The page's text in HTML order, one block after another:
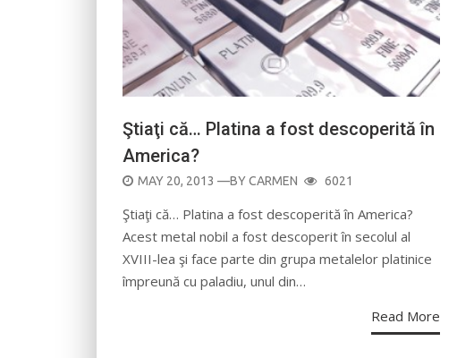
Ştiaţi că… Platina a fost descoperită în
America?
POSTED
MAY 20, 2013 —BYCARMEN 6021
Ştiaţi că… Platina a fost descoperită în America?
Acest metal nobil a fost descoperit în secolul al
XVIII-lea şi face parte din grupa metalelor platinice
împreună cu paladiu, unul din…
Read More